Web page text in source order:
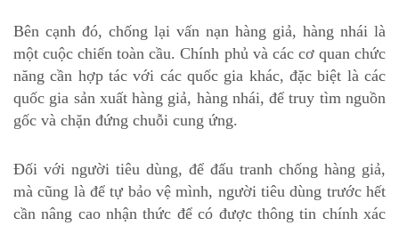
Bên cạnh đó, chống lại vấn nạn hàng giả, hàng nhái là
một cuộc chiến toàn cầu. Chính phủ và các cơ quan chức
năng cần hợp tác với các quốc gia khác, đặc biệt là các
quốc gia sản xuất hàng giả, hàng nhái, để truy tìm nguồn
gốc và chặn đứng chuỗi cung ứng.
Đối với người tiêu dùng, để đấu tranh chống hàng giả,
mà cũng là để tự bảo vệ mình, người tiêu dùng trước hết
cần nâng cao nhận thức để có được thông tin chính xác